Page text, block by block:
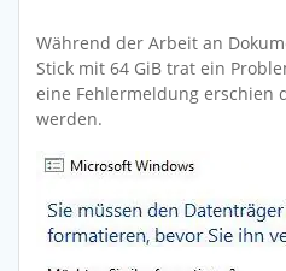
Während der Arbeit an
Stick mit 64 GiB trat ein
eine Fehlermeldung erschien
werden.